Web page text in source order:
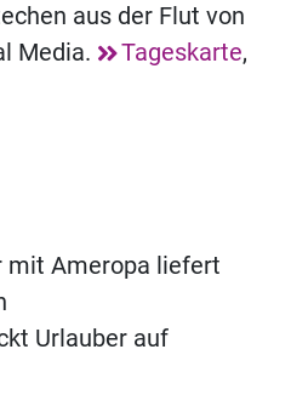
aus der Flut von
Media.
Tageskarte,
mit Ameropa liefert
Urlauber auf